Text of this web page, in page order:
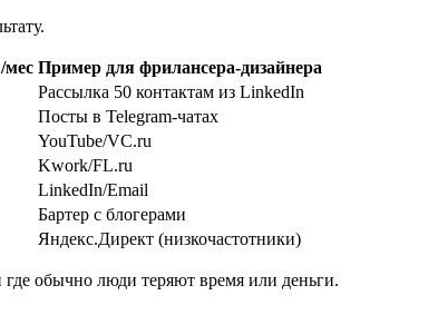
Пример для фрилансера-дизайнера
Рассылка 50 контактам из LinkedIn
Посты в Telegram-чатах
YouTube/VC.ru
Kwork/FL.ru
LinkedIn/Email
Бартер с блогерами
Яндекс.Директ (низкочастотники)
где обычно люди теряют время или деньги.